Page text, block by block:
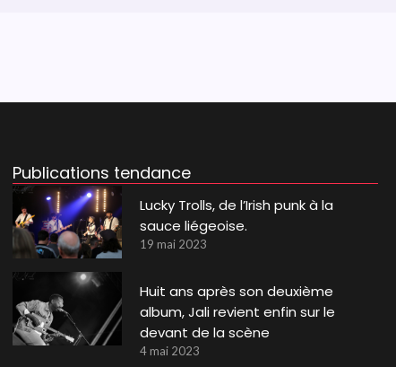
Publications tendance
Lucky Trolls, de l’Irish punk à la
sauce liégeoise.
19 mai 2023
Huit ans après son deuxième
album, Jali revient enfin sur le
devant de la scène
4 mai 2023